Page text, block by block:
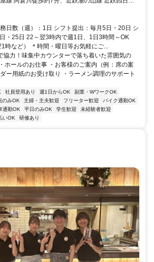
日市あすなろう鉄道内部線 あすなろう四日市徒
沿い,三ツ谷町交差点～250m/海蔵橋又は三ツ谷バ
駐車場・駐輪場完備
日数（週）：1日 シフト提出：毎月5日・20日 シ
・25日 22～翌3時内で週1日、1日3時間～OK
1時など） ＊時間・曜日等お気軽にご...
協力！味集中カウンターで落ち着いた雰囲気の
ホールのお仕事 ・お客様のご案内（例：席の案
ー用紙のお受け取り ・ラーメン調理のサポート
社員登用あり 週1日からOK
副業・WワークOK
のみOK 主婦・主夫歓迎 フリーター歓迎
バイク通勤OK
通勤OK 平日のみOK 学生歓迎
未経験者歓迎
いOK 研修あり